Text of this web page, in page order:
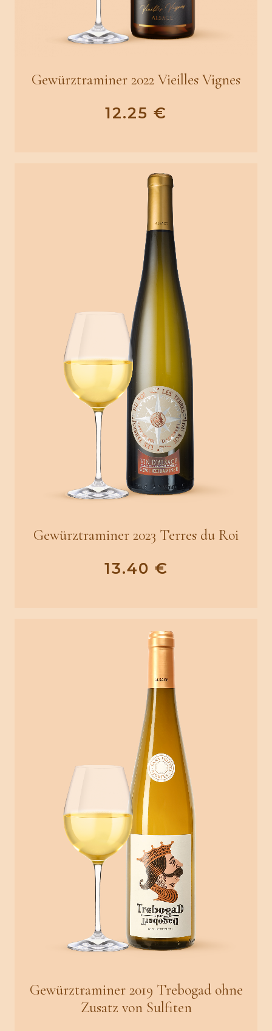
Gewürztraminer 2022 Vieilles Vignes
12.25 €
Gewürztraminer 2023 Terres du Roi
13.40 €
Gewürztraminer 2019 Trebogad ohne
Zusatz von Sulfiten